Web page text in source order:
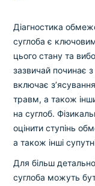
Діагностика
суглоба є
цього стану та
зазвичай починає
включає
травм, а також
на суглоб.
оцінити ступінь
а також інші
Для більш
суглоба можуть